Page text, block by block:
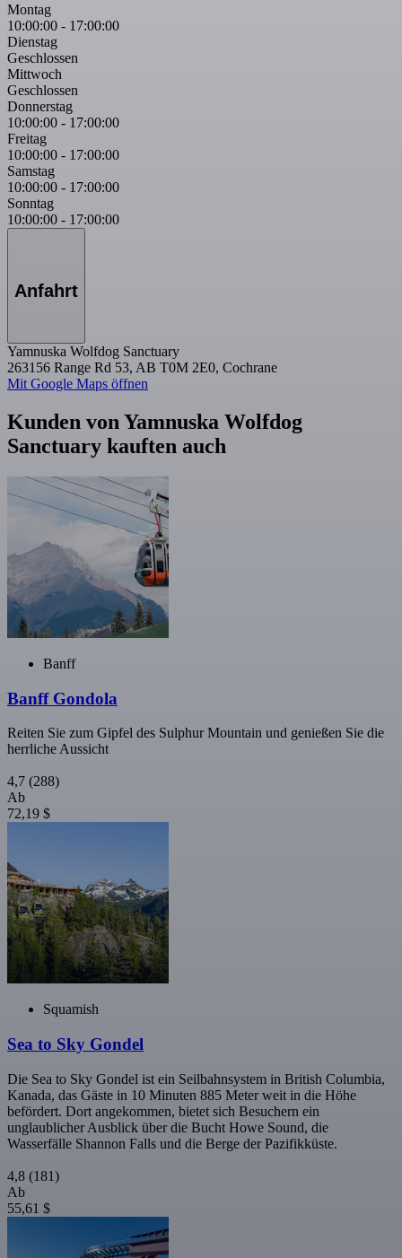
Montag
10:00:00 - 17:00:00
Dienstag
Geschlossen
Mittwoch
Geschlossen
Donnerstag
10:00:00 - 17:00:00
Freitag
10:00:00 - 17:00:00
Samstag
10:00:00 - 17:00:00
Sonntag
10:00:00 - 17:00:00
Anfahrt
Yamnuska Wolfdog Sanctuary
263156 Range Rd 53, AB T0M 2E0, Cochrane
Mit Google Maps öffnen
Kunden von Yamnuska Wolfdog
Sanctuary kauften auch
Banff
Banff Gondola
Reiten Sie zum Gipfel des Sulphur Mountain und genießen Sie die
herrliche Aussicht
4,7 (288)
Ab
72,19 $
Squamish
Sea to Sky Gondel
Die Sea to Sky Gondel ist ein Seilbahnsystem in British Columbia,
Kanada, das Gäste in 10 Minuten 885 Meter weit in die Höhe
befördert. Dort angekommen, bietet sich Besuchern ein
unglaublicher Ausblick über die Bucht Howe Sound, die
Wasserfälle Shannon Falls und die Berge der Pazifikküste.
4,8 (181)
Ab
55,61 $